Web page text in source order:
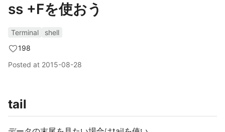
ss +Fを使おう
Terminal
shell
198
Posted at 2015-08-28
tail